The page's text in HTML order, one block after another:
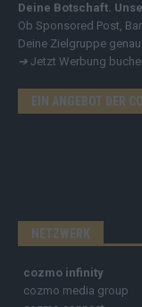
Deine Botschaft.
Ob Sponsored Post,
Deine Zielgruppe
➔ Jetzt Werbung
EIN ANGEBOT DER
NETZWERK
cozmo infinity
cozmo media group